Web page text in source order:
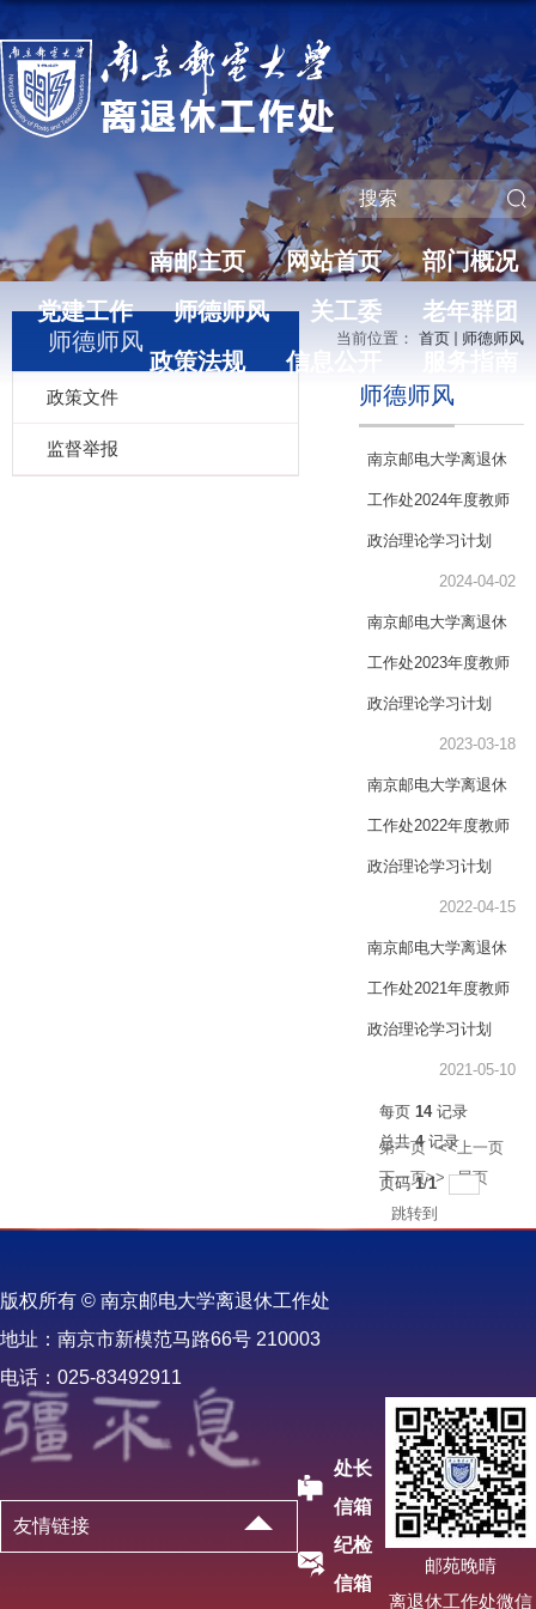
南邮主页 网站首页
部门概况
党建工作
师德师风 关工委
老年群团
政策法规
信息公开
师德师风
政策文件
监督举报
当前位置： 首页 师德师风
师德师风
南京邮电大学离退休
工作处2024年度教师
政治理论学习计划
2024-04-02
南京邮电大学离退休
工作处2023年度教师
政治理论学习计划
2023-03-18
南京邮电大学离退休
工作处2022年度教师
政治理论学习计划
2022-04-15
南京邮电大学离退休
工作处2021年度教师
政治理论学习计划
2021-05-10
每页 14记录
总共4记录
第一页
<<上一页
下一页>>
尾页
页码1/1
跳转到
版权所有 © 南京邮电大学离退休工作处
地址：南京市新模范马路66号 210003
电话：025-83492911
友情链接
处长
信箱
纪检
信箱
邮苑晚晴
离退休工作处微信